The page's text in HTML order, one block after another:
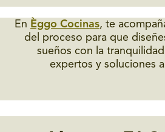
En Èggo Cocinas, te
del proceso para que
sueños con la
expertos y soluciones